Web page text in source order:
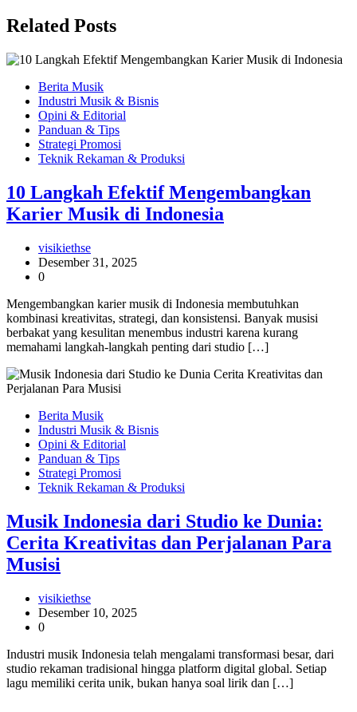
Related Posts
Berita Musik
Industri Musik & Bisnis
Opini & Editorial
Panduan & Tips
Strategi Promosi
Teknik Rekaman & Produksi
10 Langkah Efektif Mengembangkan
Karier Musik di Indonesia
visikiethse
Desember 31, 2025
0
Mengembangkan karier musik di Indonesia membutuhkan
kombinasi kreativitas, strategi, dan konsistensi. Banyak musisi
berbakat yang kesulitan menembus industri karena kurang
memahami langkah-langkah penting dari studio […]
Berita Musik
Industri Musik & Bisnis
Opini & Editorial
Panduan & Tips
Strategi Promosi
Teknik Rekaman & Produksi
Musik Indonesia dari Studio ke Dunia:
Cerita Kreativitas dan Perjalanan Para
Musisi
visikiethse
Desember 10, 2025
0
Industri musik Indonesia telah mengalami transformasi besar, dari
studio rekaman tradisional hingga platform digital global. Setiap
lagu memiliki cerita unik, bukan hanya soal lirik dan […]